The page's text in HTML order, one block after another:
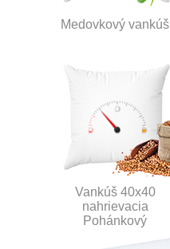
Medovkový vankúš
Vankúš 40x40
nahrievacia
Pohánkový